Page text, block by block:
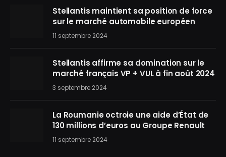
Stellantis maintient sa position de force
sur le marché automobile européen
11 septembre 2024
Stellantis affirme sa domination sur le
marché français VP + VUL à fin août 2024
3 septembre 2024
La Roumanie octroie une aide d’État de
130 millions d’euros au Groupe Renault
11 septembre 2024